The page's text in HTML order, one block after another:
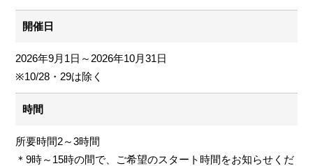
開催日
2026年9月1日～2026年10月31日
※10/28・29は除く
時間
所要時間2～3時間
＊9時～15時の間で、ご希望のスタート時間をお知らせくだ